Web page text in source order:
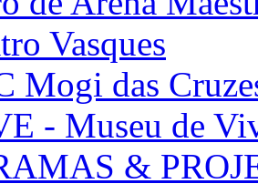
Vasques
Mogi das
- Museu de
&